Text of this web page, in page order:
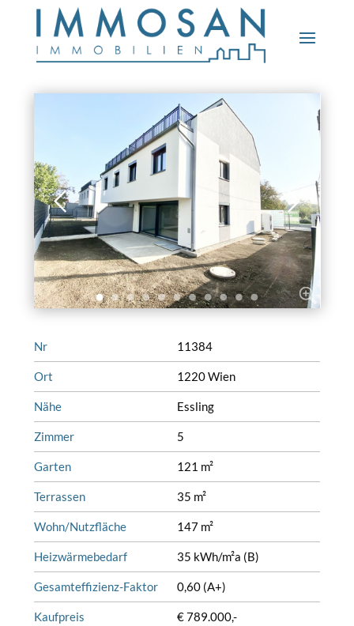
Nr 11384
Ort 1220 Wien
Nähe Essling
Zimmer 5
Garten 121 m²
Terrassen 35 m²
Wohn/Nutzfläche 147 m²
Heizwärmebedarf 35 kWh/m²a (B)
Gesamteffizienz-Faktor 0,60 (A+)
Kaufpreis € 789.000,-